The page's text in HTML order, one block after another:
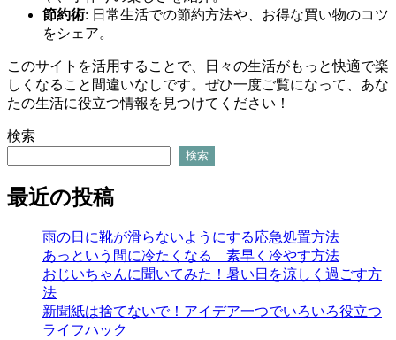
節約術: 日常生活での節約方法や、お得な買い物のコツ
をシェア。
このサイトを活用することで、日々の生活がもっと快適で楽
しくなること間違いなしです。ぜひ一度ご覧になって、あな
たの生活に役立つ情報を見つけてください！
検索
検索
最近の投稿
雨の日に靴が滑らないようにする応急処置方法
あっという間に冷たくなる 素早く冷やす方法
おじいちゃんに聞いてみた！暑い日を涼しく過ごす方
法
新聞紙は捨てないで！アイデア一つでいろいろ役立つ
ライフハック